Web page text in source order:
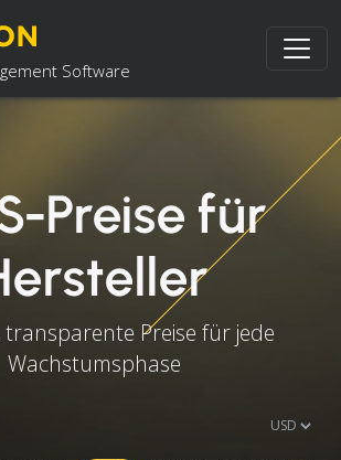
Software
Preise für
transparente Preise für jede
Wachstumsphase